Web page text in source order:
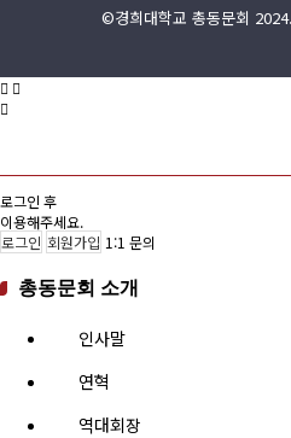
©경희대학교 총동문회
로그인 후
이용해주세요.
로그인 회원가입 1:1 문의
총동문회 소개
인사말
연혁
역대회장